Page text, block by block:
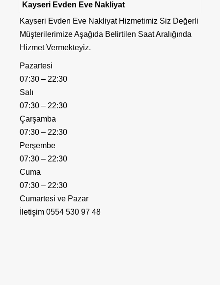
Kayseri Evden Eve Nakliyat
Kayseri Evden Eve Nakliyat Hizmetimiz Siz Değerli
Müşterilerimize Aşağıda Belirtilen Saat Aralığında
Hizmet Vermekteyiz.
Pazartesi
07:30 – 22:30
Salı
07:30 – 22:30
Çarşamba
07:30 – 22:30
Perşembe
07:30 – 22:30
Cuma
07:30 – 22:30
Cumartesi ve Pazar
İletişim 0554 530 97 48